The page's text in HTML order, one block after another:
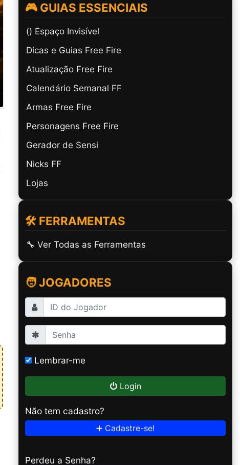
🎮 GUIAS ESSENCIAIS
(ㅤ) Espaço Invisível
Dicas e Guias Free Fire
Atualização Free Fire
Calendário Semanal FF
Armas Free Fire
Personagens Free Fire
Gerador de Sensi
Nicks FF
Lojas
🛠️ FERRAMENTAS
🔧 Ver Todas as Ferramentas
🧑 JOGADORES
Lembrar-me
Login
Não tem cadastro?
➕ Cadastre-se!
Perdeu a Senha?